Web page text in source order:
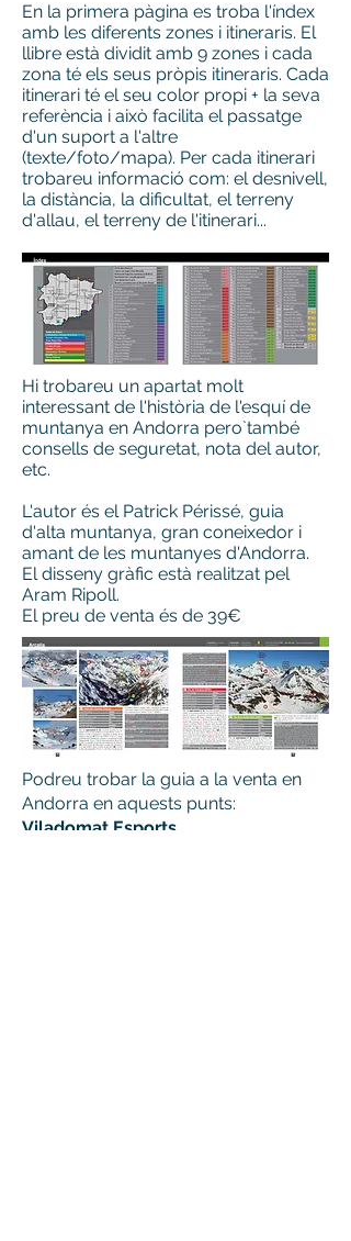
En la primera pàgina es troba l'índex
amb les diferents zones i itineraris. El
llibre està dividit amb 9 zones i cada
zona té els seus pròpis itineraris. Cada
itinerari té el seu color propi + la seva
referència i això facilita el passatge
d'un suport a l'altre
(texte/foto/mapa). Per cada itinerari
trobareu informació com: el desnivell,
la distància, la dificultat, el terreny
d'allau, el terreny de l'itinerari...
Hi trobareu un apartat molt
interessant de l'història de l'esquí de
muntanya en Andorra pero`també
consells de seguretat, nota del autor,
etc.
L'autor és el Patrick Périssé, guia
d'alta muntanya, gran coneixedor i
amant de les muntanyes d'Andorra.
El disseny gràfic està realitzat pel
Aram Ripoll.
El preu de venta és de 39€
Podreu trobar la guia a la venta en
Andorra en aquests punts:
Viladomat Esports